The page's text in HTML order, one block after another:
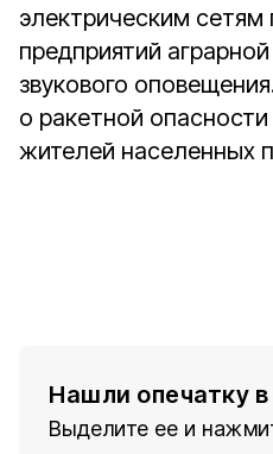
электрическим
предприятий
звукового
о ракетной
жителей населенных
Нашли опечатку в
Выделите ее и